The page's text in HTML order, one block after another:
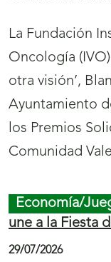
La Fundación
Oncología
otra visión’,
Ayuntamiento
los Premios
Comunidad
Economía/
une a la Fiesta
29/07/2026